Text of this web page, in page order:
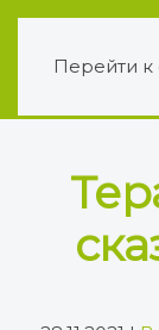
Перейти